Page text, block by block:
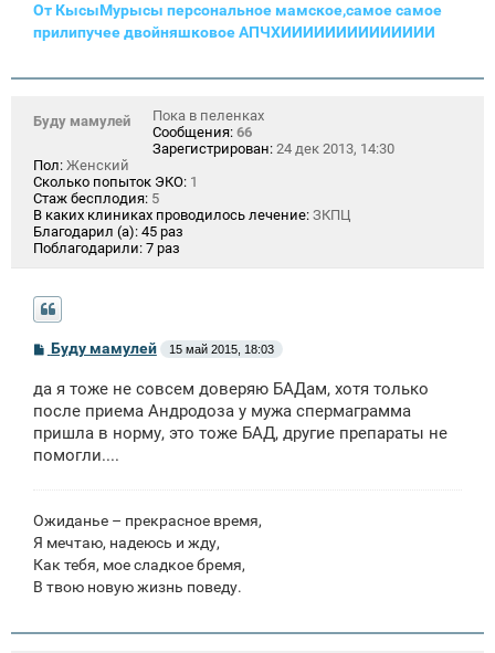
От КысыМурысы персональное мамское,самое самое
прилипучее двойняшковое АПЧХИИИИИИИИИИИИИИ
Буду мамулей
Пока в пеленках
Сообщения: 66
Зарегистрирован: 24 дек 2013, 14:30
Пол: Женский
Сколько попыток ЭКО: 1
Стаж бесплодия: 5
В каких клиниках проводилось лечение: ЗКПЦ
Благодарил (а): 45 раз
Поблагодарили: 7 раз
С
б
щ
н
и
Буду мамулей 15 май 2015, 18:03
да я тоже не совсем доверяю БАДам, хотя только
после приема Андродоза у мужа спермаграмма
пришла в норму, это тоже БАД, другие препараты не
помогли....
Ожиданье – прекрасное время,
Я мечтаю, надеюсь и жду,
Как тебя, мое сладкое бремя,
В твою новую жизнь поведу.